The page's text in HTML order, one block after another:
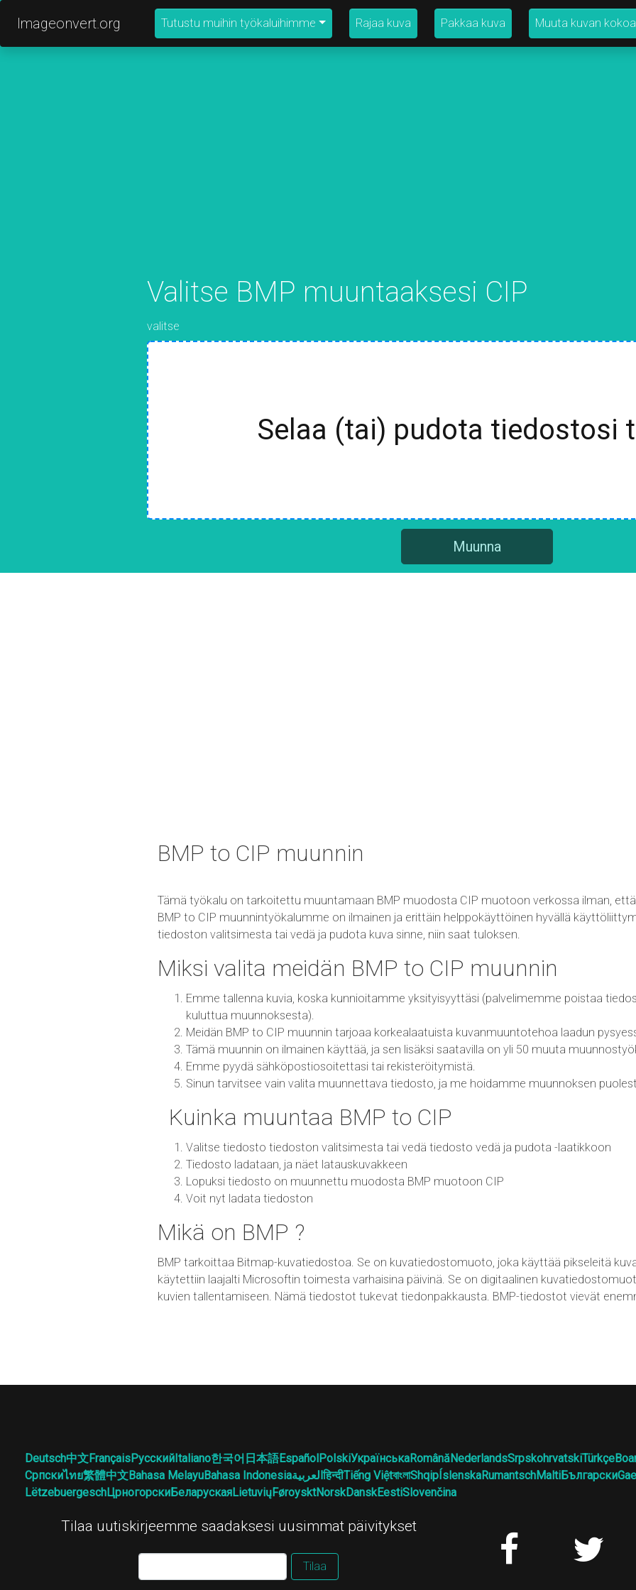
Imageonvert.org Tutustu muihin työkaluihimme Rajaa kuva Pakkaa kuva Muuta kuvan kokoa
Valitse BMP muuntaaksesi CIP
valitse
Selaa (tai) pudota tiedostosi
Muunna
BMP to CIP muunnin
Tämä työkalu on tarkoitettu muuntamaan BMP muodosta CIP muotoon verkossa ilman,
BMP to CIP muunnintyökalumme on ilmainen ja erittäin helppokäyttöinen hyvällä
tiedoston valitsimesta tai vedä ja pudota kuva sinne, niin saat tuloksen.
Miksi valita meidän BMP to CIP muunnin
Emme tallenna kuvia, koska kunnioitamme yksityisyyttäsi (palvelimemme poistaa
kuluttua muunnoksesta).
Meidän BMP to CIP muunnin tarjoaa korkealaatuista kuvanmuuntotehoa laadun
Tämä muunnin on ilmainen käyttää, ja sen lisäksi saatavilla on yli 50 muuta
Emme pyydä sähköpostiosoitettasi tai rekisteröitymistä.
Sinun tarvitsee vain valita muunnettava tiedosto, ja me hoidamme muunnoksen
Kuinka muuntaa BMP to CIP
Valitse tiedosto tiedoston valitsimesta tai vedä tiedosto vedä ja pudota -laatikkoon
Tiedosto ladataan, ja näet latauskuvakkeen
Lopuksi tiedosto on muunnettu muodosta BMP muotoon CIP
Voit nyt ladata tiedoston
Mikä on BMP ?
BMP tarkoittaa Bitmap-kuvatiedostoa. Se on kuvatiedostomuoto, joka käyttää pikseleitä
käytettiin laajalti Microsoftin toimesta varhaisina päivinä. Se on digitaalinen
kuvien tallentamiseen. Nämä tiedostot tukevat tiedonpakkausta. BMP-tiedostot vievät
Deutsch中文FrançaisРусскийItaliano한국어 日本語EspañolPolskiУкраїнськаRomânăNederlandsSrpskohrvatskiTürkçe
Српскиไทย繁體中文Bahasa MelayuBahasa Indonesiaالعربيةहिन्दीTiếng ViệtবাংলাShqipÍslenskaRumantschMaltiБългарски
LëtzebuergeschЦрногорскиБеларускаяLietuviųFøroysktNorskDanskEestiSlovenčina
Tilaa uutiskirjeemme saadaksesi uusimmat päivitykset
Tilaa